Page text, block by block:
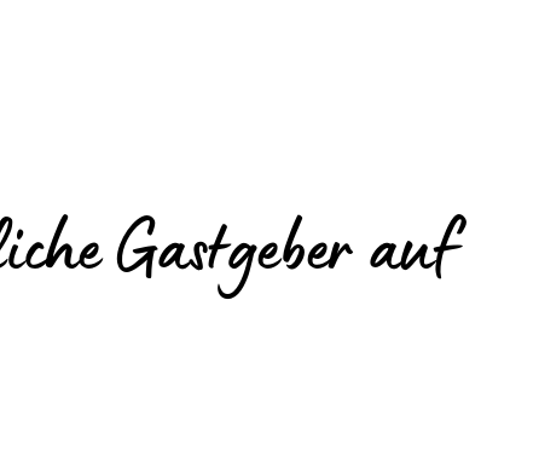
Gastgeber auf